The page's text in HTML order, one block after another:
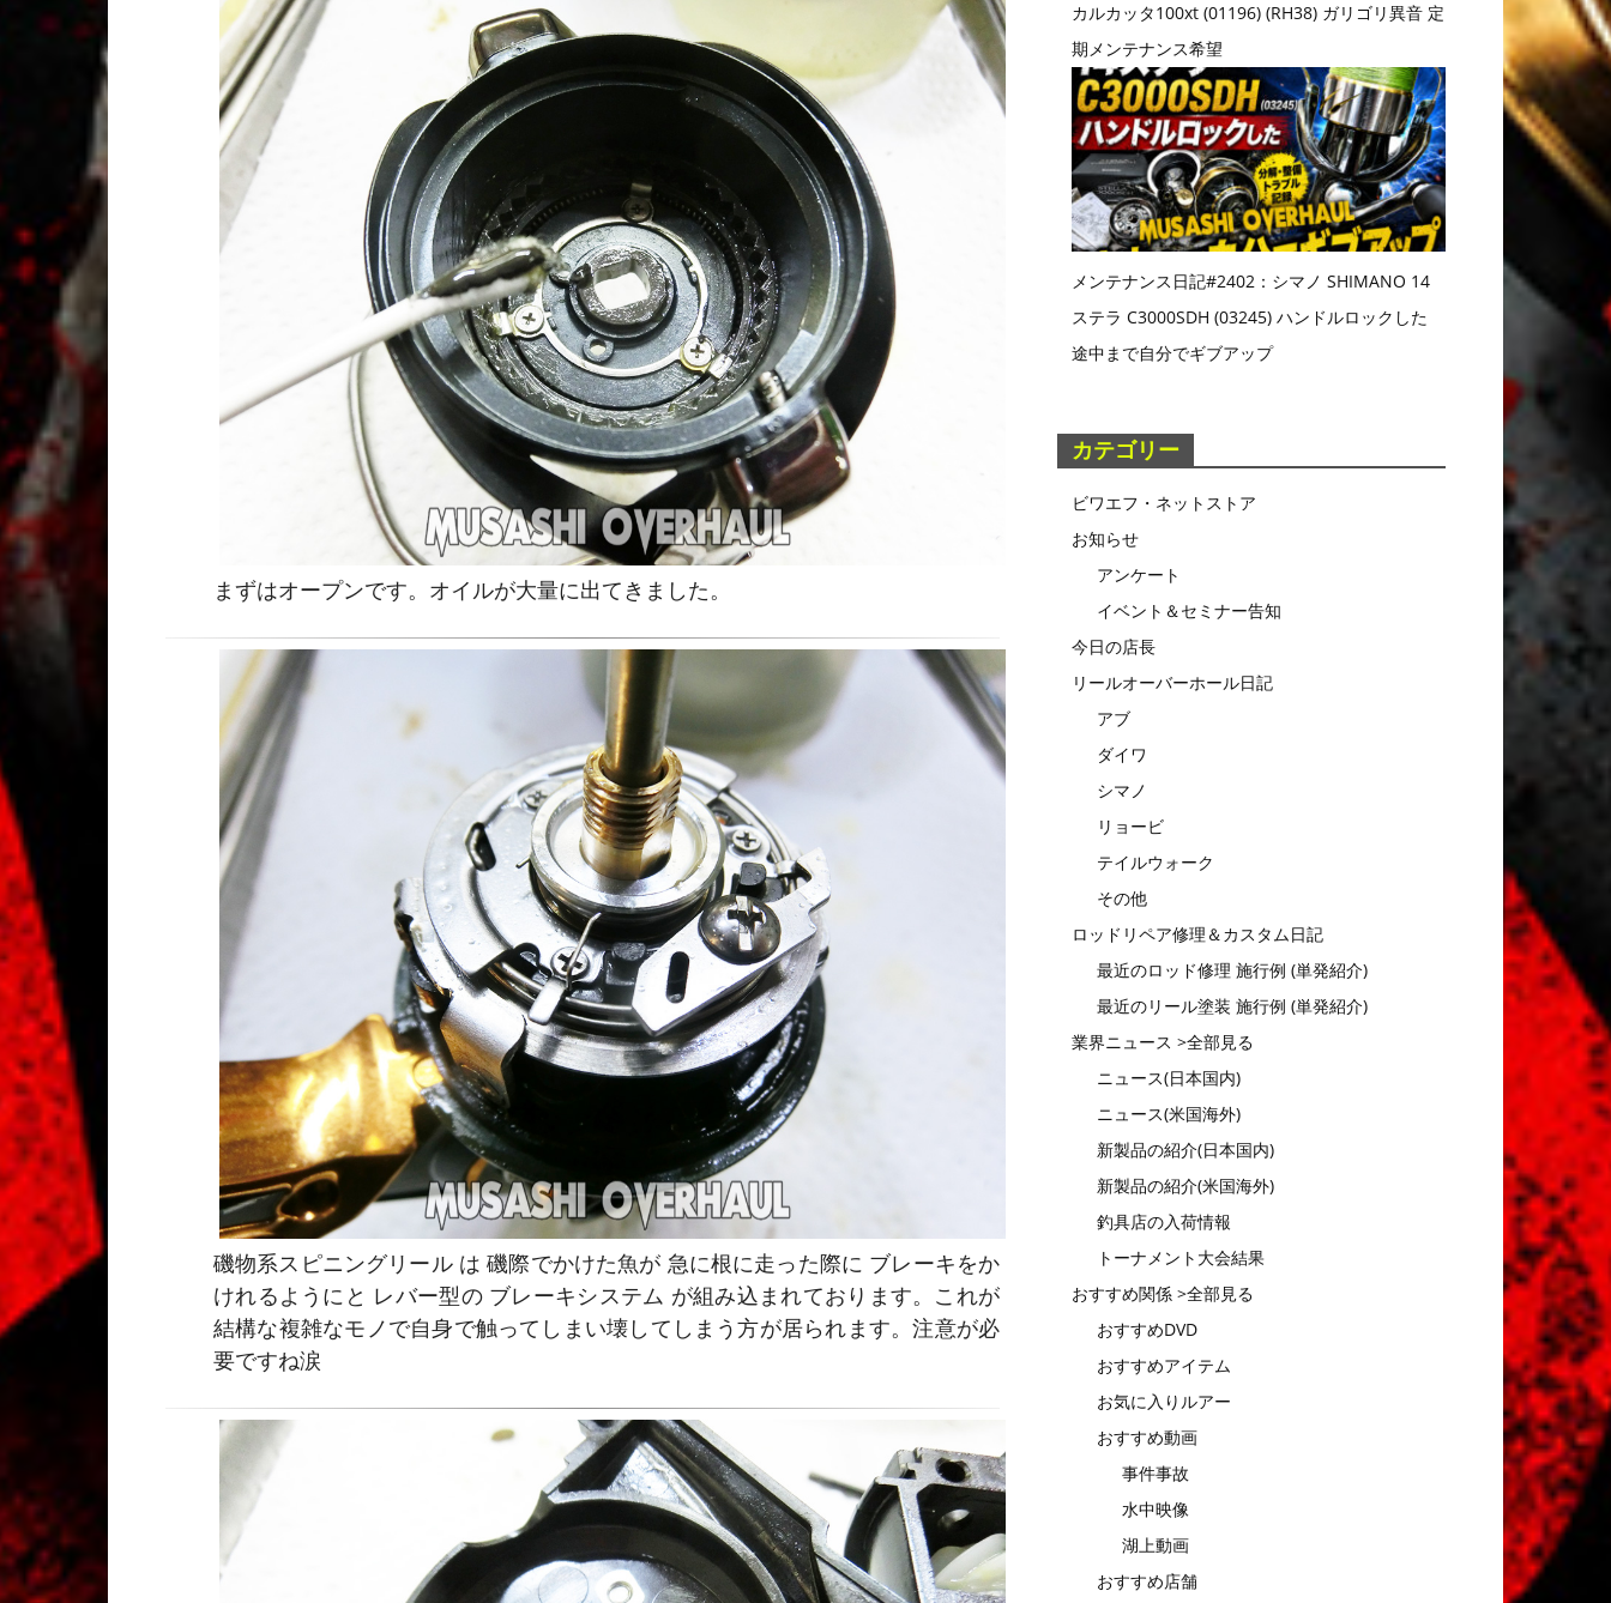
まずはオープンです。オイルが大量に出てきました。
磯物系スピニングリール は 磯際でかけた魚が 急に根に走った際に ブレーキをか
けれるようにと レバー型の ブレーキシステム が組み込まれております。これが
結構な複雑なモノで自身で触ってしまい壊してしまう方が居られます。注意が必
要ですね涙
カルカッタ100xt (01196) (RH38) ガリゴリ異音 定
期メンテナンス希望
メンテナンス日記#2402：シマノ SHIMANO 14
ステラ C3000SDH (03245) ハンドルロックした
途中まで自分でギブアップ
カテゴリー
ビワエフ・ネットストア
お知らせ
アンケート
イベント＆セミナー告知
今日の店長
リールオーバーホール日記
アブ
ダイワ
シマノ
リョービ
テイルウォーク
その他
ロッドリペア修理＆カスタム日記
最近のロッド修理 施行例 (単発紹介)
最近のリール塗装 施行例 (単発紹介)
業界ニュース >全部見る
ニュース(日本国内)
ニュース(米国海外)
新製品の紹介(日本国内)
新製品の紹介(米国海外)
釣具店の入荷情報
トーナメント大会結果
おすすめ関係 >全部見る
おすすめDVD
おすすめアイテム
お気に入りルアー
おすすめ動画
事件事故
水中映像
湖上動画
おすすめ店舗